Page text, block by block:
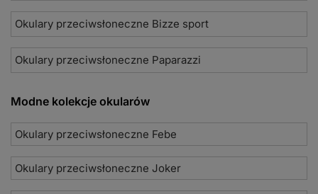
Okulary przeciwsłoneczne Bizze sport
Okulary przeciwsłoneczne Paparazzi
Modne kolekcje okularów
Okulary przeciwsłoneczne Febe
Okulary przeciwsłoneczne Joker